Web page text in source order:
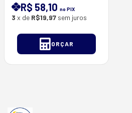
R$ 58,10no PIX
3 x de R$19,97 sem juros
ORÇAR